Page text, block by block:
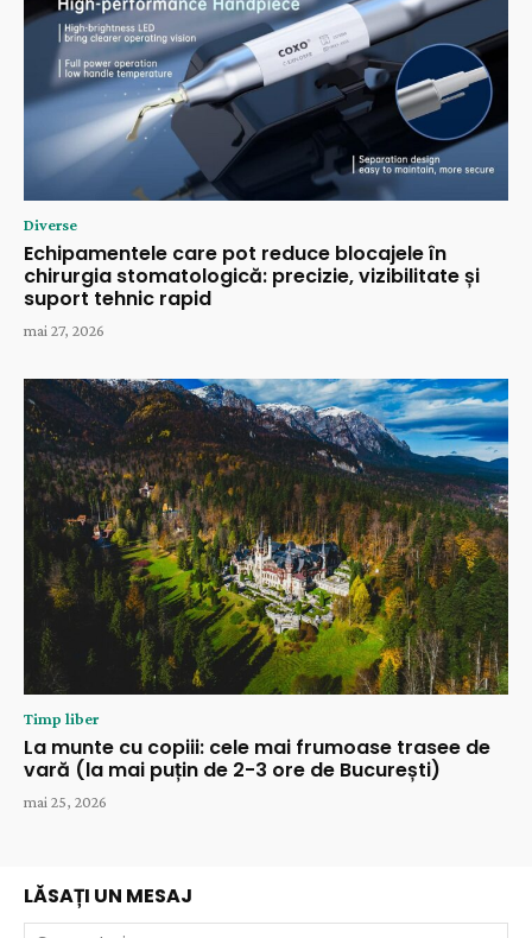
Diverse
Echipamentele care pot reduce blocajele în
chirurgia stomatologică: precizie, vizibilitate și
suport tehnic rapid
mai 27, 2026
Timp liber
La munte cu copiii: cele mai frumoase trasee de
vară (la mai puțin de 2-3 ore de București)
mai 25, 2026
LĂSAȚI UN MESAJ